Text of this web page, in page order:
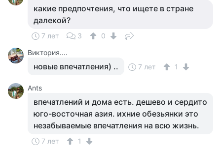
какие предпочтения, что ищете в стране
далекой?
7 лет 3
0
Виктория....
новые впечатления) .. 7 лет 1
Ants
впечатлений и дома есть. дешево и сердито
юго-восточная азия. ихние обезьянки это
незабываемые впечатления на всю жизнь.
7 лет
1